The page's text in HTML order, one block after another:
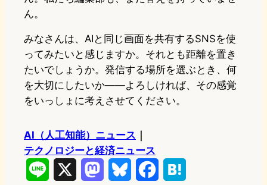
ん。
みなさんは、AIと同じ画面を共有するSNSを使
ってみたいと感じますか。それとも距離を置き
たいでしょうか。発信する場所を選ぶとき、何
を大切にしたいか——よろしければ、その感覚
をいっしょに考えさせてください。
AI（人工知能）ニュース
テクノロジーと経済ニュース